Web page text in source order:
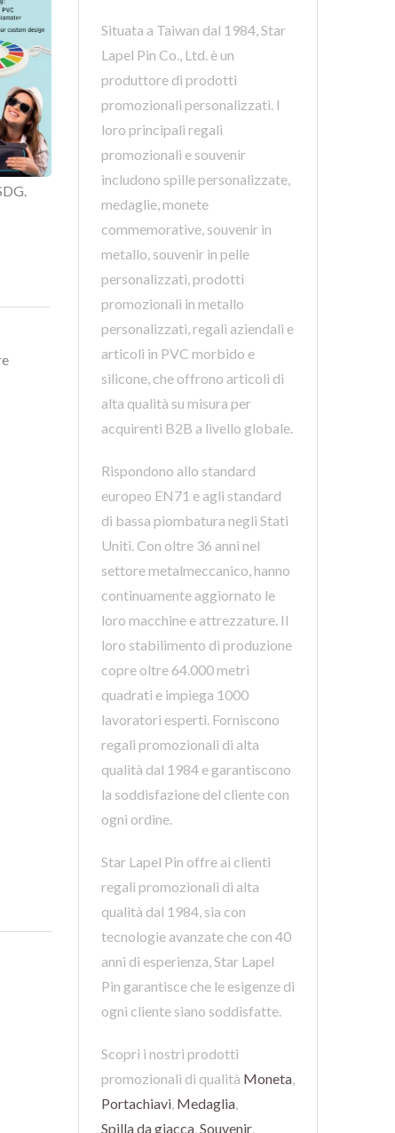
applicate per sensibilizzare su altre cause.
Situata a Taiwan dal 1984, Star
Lapel Pin Co., Ltd. è un
produttore di prodotti
promozionali personalizzati. I
loro principali regali
promozionali e souvenir
includono spille personalizzate,
medaglie, monete
commemorative, souvenir in
metallo, souvenir in pelle
personalizzati, prodotti
promozionali in metallo
personalizzati, regali aziendali e
articoli in PVC morbido e
silicone, che offrono articoli di
alta qualità su misura per
acquirenti B2B a livello globale.
Rispondono allo standard
europeo EN71 e agli standard
di bassa piombatura negli Stati
Uniti. Con oltre 36 anni nel
settore metalmeccanico, hanno
continuamente aggiornato le
loro macchine e attrezzature. Il
loro stabilimento di produzione
copre oltre 64.000 metri
quadrati e impiega 1000
lavoratori esperti. Forniscono
regali promozionali di alta
qualità dal 1984 e garantiscono
la soddisfazione del cliente con
ogni ordine.
Star Lapel Pin offre ai clienti
regali promozionali di alta
qualità dal 1984, sia con
tecnologie avanzate che con 40
anni di esperienza, Star Lapel
Pin garantisce che le esigenze di
ogni cliente siano soddisfatte.
Scopri i nostri prodotti
promozionali di qualità Moneta,
Portachiavi, Medaglia,
Spilla da giacca,Souvenir,